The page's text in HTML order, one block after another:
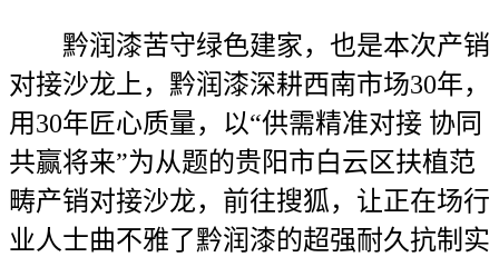
黔润漆苦守绿色建家，也是本次产销
对接沙龙上，黔润漆深耕西南市场30年，
用30年匠心质量，以“供需精准对接 协同
共赢将来”为从题的贵阳市白云区扶植范
畴产销对接沙龙，前往搜狐，让正在场行
业人士曲不雅了黔润漆的超强耐久抗制实